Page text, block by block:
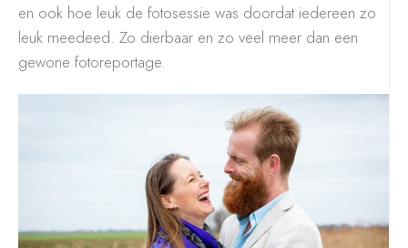
en ook hoe leuk de fotosessie was doordat iedereen zo
leuk meedeed. Zo dierbaar en zo veel meer dan een
gewone fotoreportage.